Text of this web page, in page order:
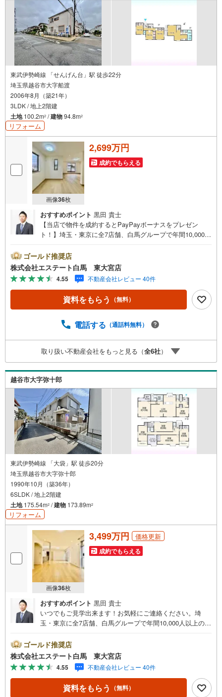
東武伊勢崎線 「せんげん台」駅 徒歩22分
埼玉県越谷市大字船渡
2006年8月（築21年）
3LDK / 地上2階建
土地100.2m2 /建物94.8m2
リフォーム
画像36枚
2,699万円
成約でもらえる
おすすめポイント 黒田 貴士
【当店で物件を成約するとPayPayボーナスをプレゼン
ト！】埼玉・東京に全7店舗、白馬グループで年間10,000人
築・リフォーム・資金計画のプロが、より良いご提案をい
たします。～人気のリモート見学・リモート相談サービス
～・小さいお子様や家事で外出できない、天気が悪く外出
したくない時・LINEやZOOMなど無料のアプリですぐにご
利用いただけます・リモート見学はスタッフがご興味ある
物件の現地から映像をお届けします・写真では伝わりにく
「見え方」などもしっかり確認できます・リモート相談は
ャルプランナーと1対1で・バーチャル背景でプライバシー
も安心・忙しいパートナーに変わって予め確認も・別々の
場所から家族みんなで参加もできます・お気軽にご相談下
さい～営業時間～9:30～18:30こちらのお時間でしたらお電
話でのお問合せがスムーズですお気軽にお問合せください
ゴールド推奨店
株式会社エステート白馬 東大宮店
4.55 不動産会社レビュー 40件
資料をもらう （無料）
電話する （通話料無料）
取り扱い不動産会社をもっと見る（全6社）
越谷市大字弥十郎
東武伊勢崎線 「大袋」駅 徒歩20分
埼玉県越谷市大字弥十郎
1990年10月（築36年）
6SLDK / 地上2階建
土地175.54m2 /建物 173.89m2
リフォーム
画像36枚
3,499万円 価格更新
成約でもらえる
おすすめポイント 黒田 貴士
いつでもご見学出来ます！お気軽にご連絡ください。埼
玉・東京に全7店舗、白馬グループで年間10,000人以上の方
ーム・資金計画のプロが、より良いご提案をいたします。
～人気のリモート見学・リモート相談サービス～・小さい
お子様や家事で外出できない、天気が悪く外出したくない
時・LINEやZOOMなど無料のアプリですぐにご利用いただ
けます・リモート見学はスタッフがご興味ある物件の現地
から映像をお届けします・写真では伝わりにくい「空気
ゴールド推奨店
株式会社エステート白馬 東大宮店
4.55 不動産会社レビュー 40件
資料をもらう （無料）